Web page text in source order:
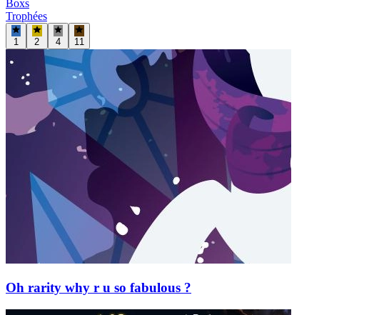
Boxs
Trophées
1 2 4 11
Oh rarity why r u so fabulous ?